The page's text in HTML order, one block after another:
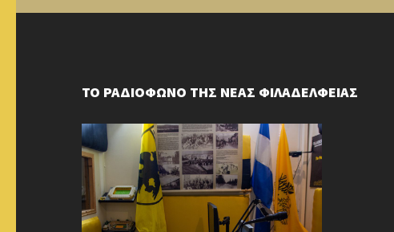
ΤΟ ΡΑΔΙΟΦΩΝΟ ΤΗΣ ΝΕΑΣ ΦΙΛΑΔΕΛΦΕΙΑΣ